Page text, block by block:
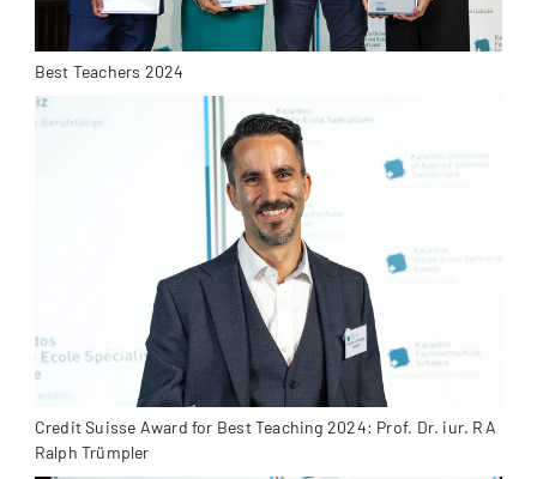
Best Teachers 2024
Credit Suisse Award for Best Teaching 2024: Prof. Dr. iur. RA
Ralph Trümpler